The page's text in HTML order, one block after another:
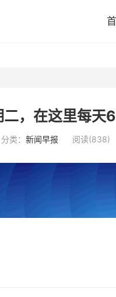
，在这里每天
分类： 新闻早报 阅读(838)